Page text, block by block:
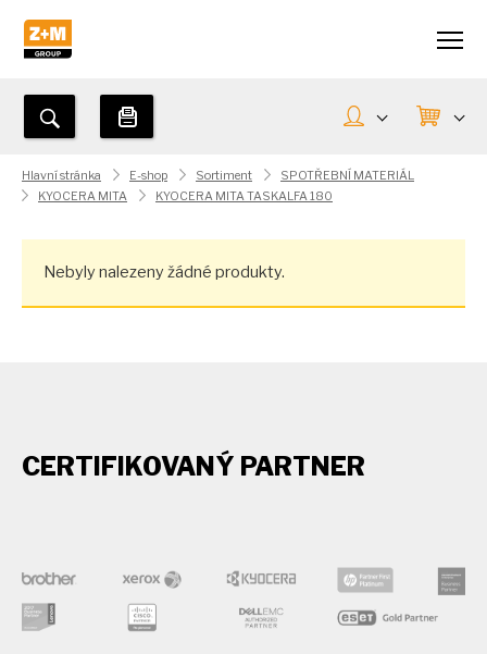
Hlavní stránka E-shop Sortiment
SPOTŘEBNÍ MATERIÁL
KYOCERA MITA
KYOCERA MITA TASKALFA 180
Nebyly nalezeny žádné produkty.
CERTIFIKOVANÝ PARTNER